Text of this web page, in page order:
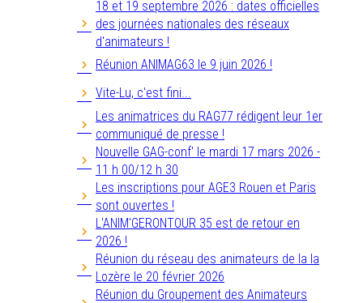
18 et 19 septembre 2026 : dates officielles
des journées nationales des réseaux
d'animateurs !
Réunion ANIMAG63 le 9 juin 2026 !
Vite-Lu, c'est fini...
Les animatrices du RAG77 rédigent leur 1er
communiqué de presse !
Nouvelle GAG-conf' le mardi 17 mars 2026 -
11 h 00/12 h 30
Les inscriptions pour AGE3 Rouen et Paris
sont ouvertes !
L'ANIM'GERONTOUR 35 est de retour en
2026 !
Réunion du réseau des animateurs de la la
Lozère le 20 février 2026
Réunion du Groupement des Animateurs